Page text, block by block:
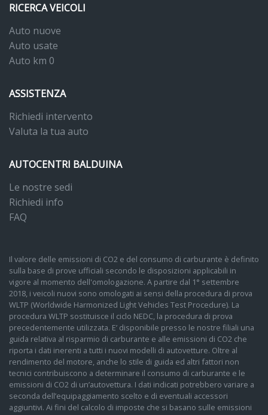
RICERCA VEICOLI
Auto nuove
Auto usate
Auto km 0
ASSISTENZA
Richiedi intervento
Valuta la tua auto
AUTOCENTRI BALDUINA
Le nostre sedi
Richiedi info
FAQ
Il valore delle emissioni di CO2 e del consumo di carburante è definito
sulla base di prove ufficiali secondo le disposizioni applicabili in
vigore al momento dell'omologazione. A partire dal 1° settembre
2018, i veicoli nuovi sono omologati ai sensi della procedura di prova
WLTP (Worldwide Harmonized Light Vehicles Test Procedure). La
procedura WLTP sostituisce il ciclo NEDC, la procedura di prova
precedentemente utilizzata. E’ disponibile presso le nostre filiali una
guida relativa al risparmio di carburante e alle emissioni di CO2 che
riporta i dati inerenti a tutti i nuovi modelli di autovetture. Oltre al
rendimento del motore, anche lo stile di guida ed altri fattori non
tecnici contribuiscono a determinare il consumo di carburante e le
emissioni di CO2 di un’autovettura. I dati indicati potrebbero variare a
seconda dell’equipaggiamento scelto e di eventuali accessori
aggiuntivi. Ai fini del calcolo di imposte che si basano sulle emissioni